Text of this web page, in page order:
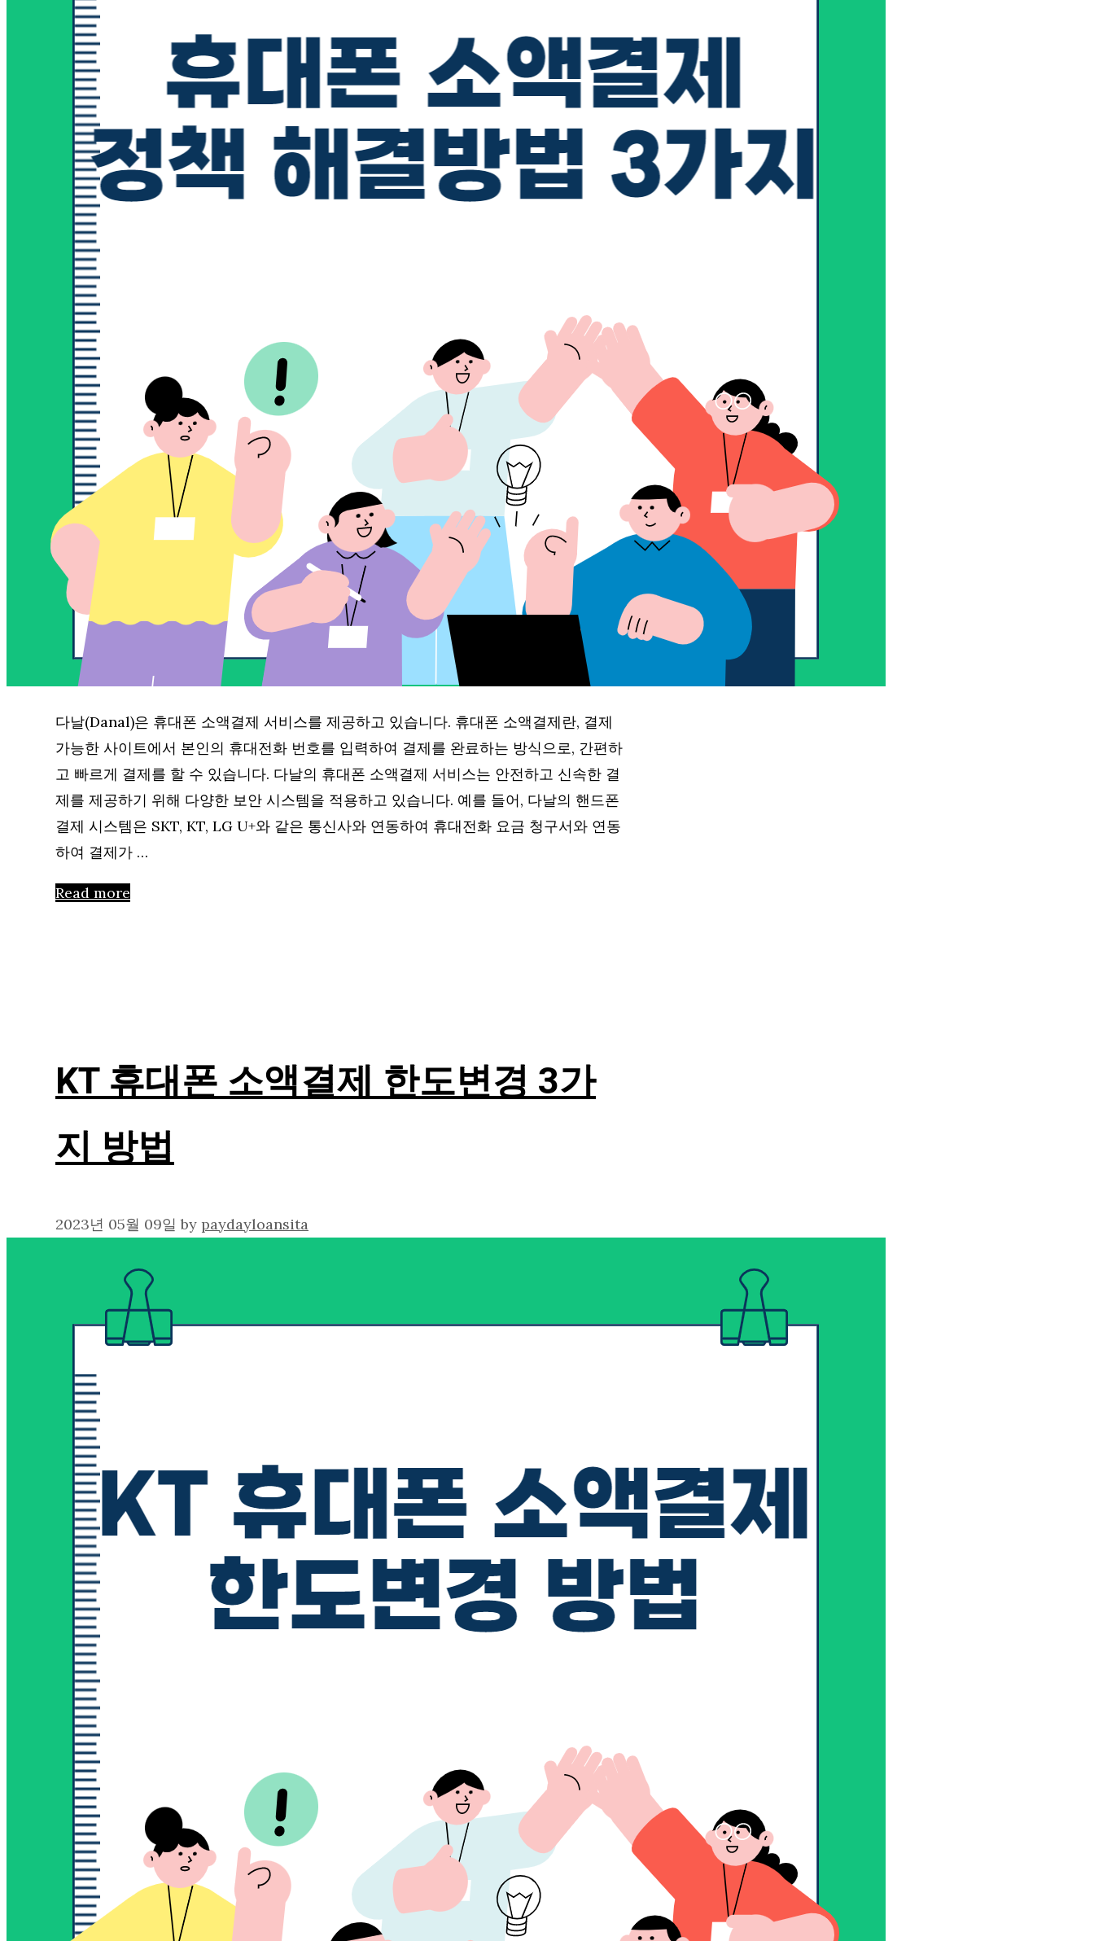
다날(Danal)은 휴대폰 소액결제 서비스를 제공하고 있습니다. 휴대폰 소액결제란, 결제
가능한 사이트에서 본인의 휴대전화 번호를 입력하여 결제를 완료하는 방식으로, 간편하
고 빠르게 결제를 할 수 있습니다. 다날의 휴대폰 소액결제 서비스는 안전하고 신속한 결
제를 제공하기 위해 다양한 보안 시스템을 적용하고 있습니다. 예를 들어, 다날의 핸드폰
결제 시스템은 SKT, KT, LG U+와 같은 통신사와 연동하여 휴대전화 요금 청구서와 연동
하여 결제가 …
Read more
KT 휴대폰 소액결제 한도변경 3가
지 방법
2023년 05월 09일 by paydayloansita